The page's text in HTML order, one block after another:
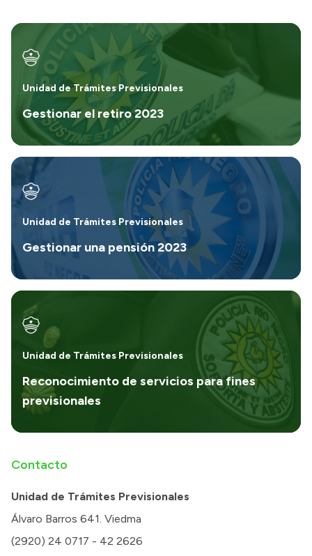
Gestionar el retiro 2023
Unidad de Trámites Previsionales
Gestionar una pensión 2023
Unidad de Trámites Previsionales
Reconocimiento de servicios para fines
previsionales
Unidad de Trámites Previsionales
Contacto
Unidad de Trámites Previsionales
Álvaro Barros 641. Viedma
(2920) 24 0717 - 42 2626